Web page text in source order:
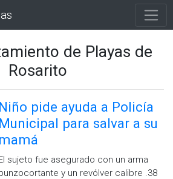
de Playas de
Rosarito
Niño pide ayuda a Policía
Municipal para salvar a su
mamá
sujeto fue asegurado con un arma
y un revólver calibre .38